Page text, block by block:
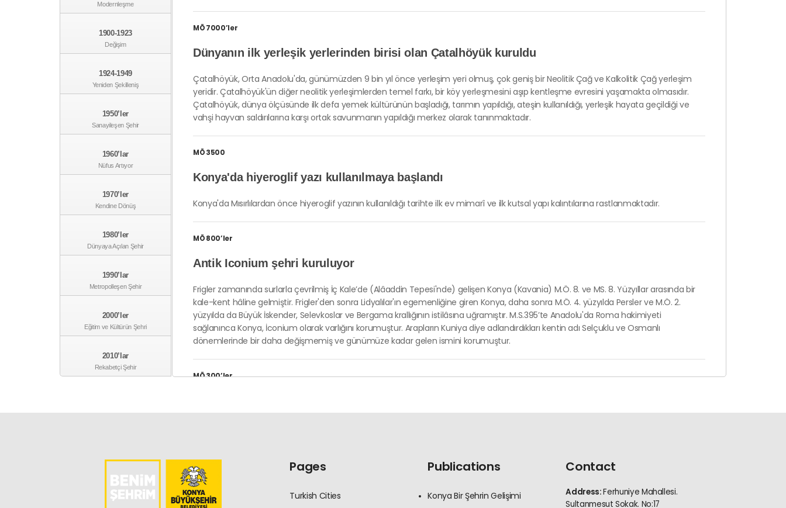
Modernleşme
1900-1923
Değişim
1924-1949
Yeniden Şekilleniş
1950’ler
Sanayileşen Şehir
1960’lar
Nüfus Artıyor
1970’ler
Kendine Dönüş
1980’ler
Dünyaya Açılan Şehir
1990’lar
Metropolleşen Şehir
2000’ler
Eğitim ve Kültürün Şehri
2010’lar
Rekabetçi Şehir
MÖ 7000’ler
Dünyanın ilk yerleşik yerlerinden birisi olan Çatalhöyük kuruldu
Çatalhöyük, Orta Anadolu'da, günümüzden 9 bin yıl önce yerleşim yeri olmuş, çok geniş bir Neolitik Çağ ve Kalkolitik Çağ yerleşim
yeridir. Çatalhöyük'ün diğer neolitik yerleşimlerden temel farkı, bir köy yerleşmesini aşıp kentleşme evresini yaşamakta olmasıdır.
Çatalhöyük, dünya ölçüsünde ilk defa yemek kültürünün başladığı, tarımın yapıldığı, ateşin kullanıldığı, yerleşik hayata geçildiği ve
vahşi hayvan saldırılarına karşı ortak savunmanın yapıldığı merkez olarak tanınmaktadır.
MÖ 3500
Konya'da hiyeroglif yazı kullanılmaya başlandı
Konya'da Mısırlılardan önce hiyeroglif yazının kullanıldığı tarihte ilk ev mimarî ve ilk kutsal yapı kalıntılarına rastlanmaktadır.
MÖ 800’ler
Antik Iconium şehri kuruluyor
Frigler zamanında surlarla çevrilmiş İç Kale’de (Alâaddin Tepesi'nde) gelişen Konya (Kavania) M.Ö. 8. ve MS. 8. Yüzyıllar arasında bir
kale-kent hâline gelmiştir. Frigler'den sonra Lidyalılar'ın egemenliğine giren Konya, daha sonra M.Ö. 4. yüzyılda Persler ve M.Ö. 2.
yüzyılda da Büyük İskender, Selevkoslar ve Bergama krallığının istilâsına uğramıştır. M.S.395’te Anadolu'da Roma hakimiyeti
sağlanınca Konya, İconium olarak varlığını korumuştur. Arapların Kuniya diye adlandırdıkları kentin adı Selçuklu ve Osmanlı
dönemlerinde bir daha değişmemiş ve günümüze kadar gelen ismini korumuştur.
MÖ 300’ler
MÖ 300’ler
Pages
Turkish Cities
Publications
Konya Bir Şehrin Gelişimi
Contact
Address:Ferhuniye Mahallesi.
Sultanmesut Sokak. No:17